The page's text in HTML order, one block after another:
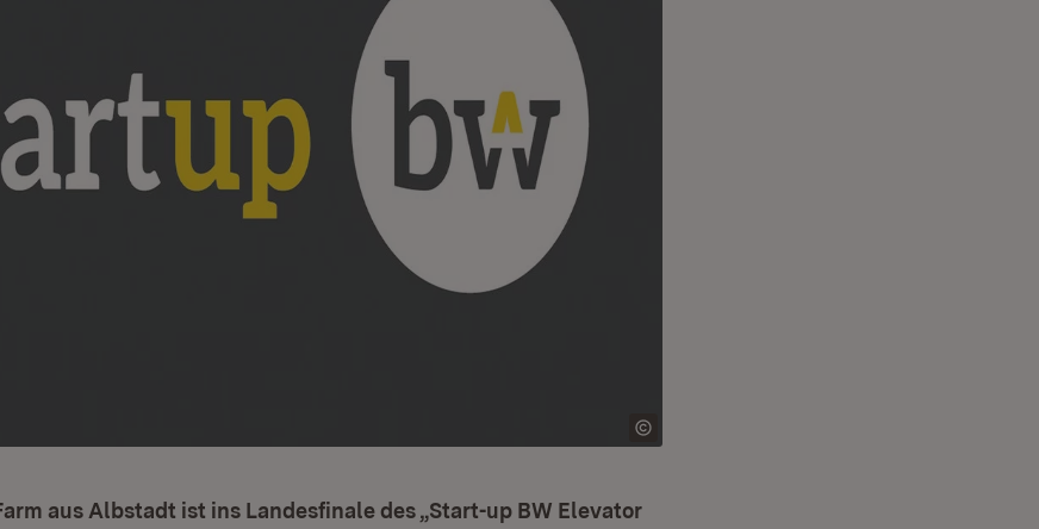
aus Albstadt ist ins Landesfinale des „Start-up BW Elevator